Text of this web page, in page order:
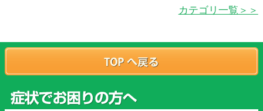
カテゴリ一覧＞＞